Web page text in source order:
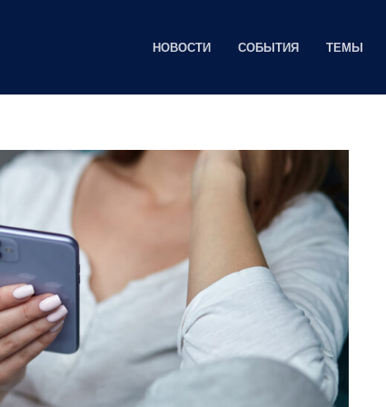
НОВОСТИ СОБЫТИЯ ТЕМЫ